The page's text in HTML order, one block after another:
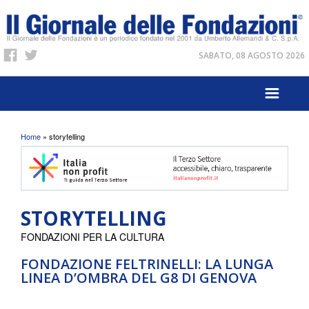
SABATO, 08 AGOSTO 2026
Tu sei qui
Home » storytelling
STORYTELLING
FONDAZIONE FELTRINELLI: LA LUNGA
LINEA D’OMBRA DEL G8 DI GENOVA
FONDAZIONI PER LA CULTURA